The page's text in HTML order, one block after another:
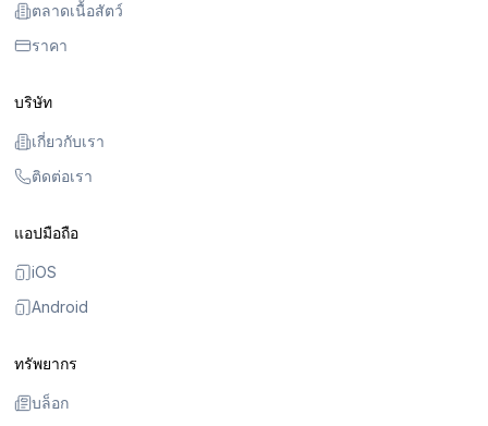
ตลาดเนื้อสัตว์
ราคา
บริษัท
เกี่ยวกับเรา
ติดต่อเรา
แอปมือถือ
iOS
Android
ทรัพยากร
บล็อก